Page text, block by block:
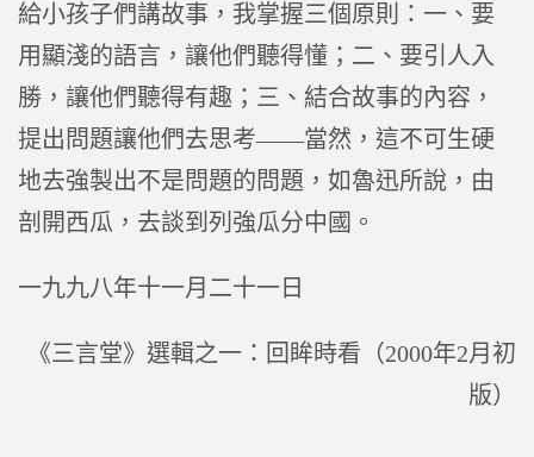
給小孩子們講故事，我掌握三個原則：一、要
用顯淺的語言，讓他們聽得懂；二、要引人入
勝，讓他們聽得有趣；三、結合故事的內容，
提出問題讓他們去思考——當然，這不可生硬
地去強製出不是問題的問題，如魯迅所說，由
剖開西瓜，去談到列強瓜分中國。
一九九八年十一月二十一日
《三言堂》選輯之一：回眸時看（2000年2月初
版）